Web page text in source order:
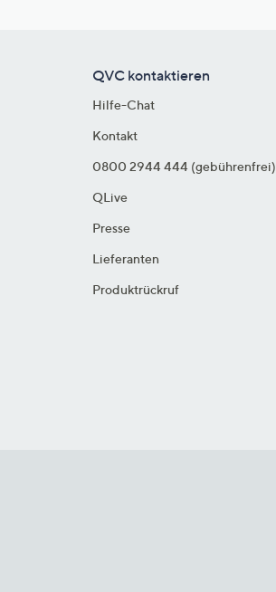
QVC kontaktieren
Hilfe-Chat
Kontakt
0800 2944 444 (gebührenfrei)
QLive
Presse
Lieferanten
Produktrückruf